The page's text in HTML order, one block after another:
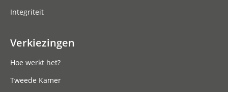
Integriteit
Verkiezingen
Hoe werkt het?
Tweede Kamer